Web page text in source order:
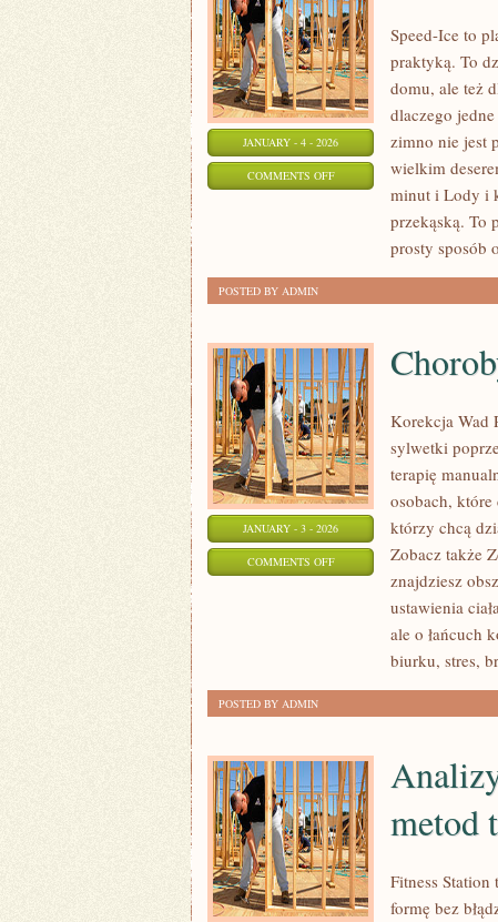
JANUARY - 4 - 2026
COMMENTS OFFON
Speed-Ice to
praktyką. To
domu, ale też
dlaczego
zimno nie jest
wielkim
minut i Lody i
przekąską. To
prosty sposób
POSTED BY ADMIN
JANUARY - 3 - 2026
COMMENTS OFFON
AUTOIMMUNOLOGICZNE
Korekcja Wad
sylwetki
terapię
osobach,
którzy chcą
Zobacz także
znajdziesz
ustawienia
ale o łańcuch
biurku, stres,
POSTED BY ADMIN
metod
Fitness
formę bez